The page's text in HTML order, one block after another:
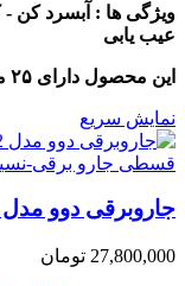
ویژگی ها : آبسرد کن
عیب یابی
این محصول دارای ۲۵ ماه خدمات پس از فروش از همتاسرویس
نمایش سریع
جاروبرقی دوو مدل DVC-LH22
27,800,000 تومان